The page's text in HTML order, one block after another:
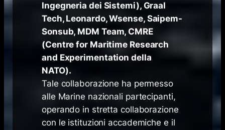
Ingegneria dei Sistemi), Graal
Tech, Leonardo, Wsense, Saipem-
Sonsub, MDM Team, CMRE
(Centre for Maritime Research
and Experimentation della
NATO).
Tale collaborazione ha permesso
alle Marine nazionali partecipanti,
operando in stretta collaborazione
con le istituzioni accademiche e il